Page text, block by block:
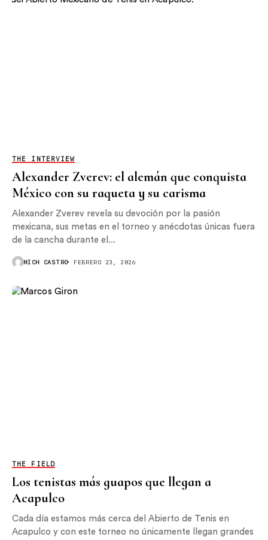
THE INTERVIEW
Alexander Zverev: el alemán que conquista
México con su raqueta y su carisma
Alexander Zverev revela su devoción por la pasión
mexicana, sus metas en el torneo y anécdotas únicas fuera
de la cancha durante el...
MICH CASTRO FEBRERO 23, 2026
THE FIELD
Los tenistas más guapos que llegan a
Acapulco
Cada día estamos más cerca del Abierto de Tenis en
Acapulco y con este torneo no únicamente llegan grandes